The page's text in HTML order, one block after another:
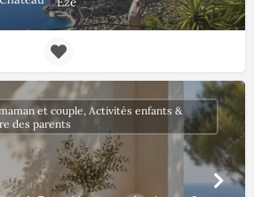
et couple, Activités enfants &
des parents